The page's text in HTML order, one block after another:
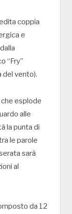
coppia
e
“Fry”
del vento).
esplode
alle
la punta di
le parole
sarà
al
da 12